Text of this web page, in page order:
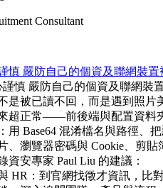
Consultant
慎 嚴防自己的個資及聯網裝置
慎 嚴防自己的個資及聯網裝
是被已讀不回，而是遇到照片
超正常——前後端與配置資料
用 Base64 混淆檔名與路徑、
、瀏覽器密碼與 Cookie、剪
資安專家 Paul Liu 的建議：
HR：到官網找徵才資訊，比